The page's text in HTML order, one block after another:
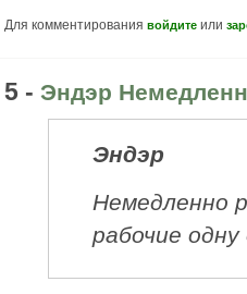
Для комментирования войдите или
5 - Эндэр
Эндэр
Немедленно
рабочие